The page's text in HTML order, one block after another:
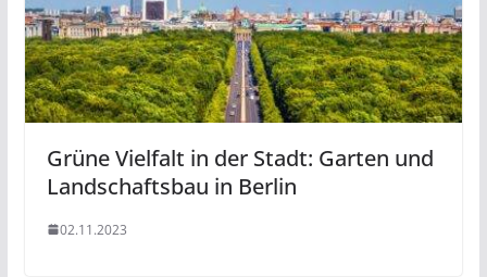
Grüne Vielfalt in der Stadt: Garten und
Landschaftsbau in Berlin
02.11.2023